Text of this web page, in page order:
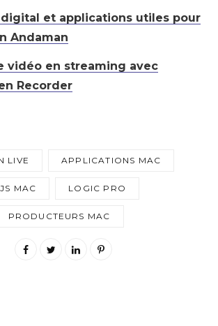
et applications utiles pour
Andaman
vidéo en streaming avec
Recorder
LIVE APPLICATIONS MAC
MAC LOGIC PRO
PRODUCTEURS MAC